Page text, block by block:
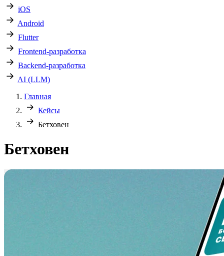
iOS
Android
Flutter
Frontend-разработка
Backend-разработка
AI (LLM)
Главная
Кейсы
Бетховен
Бетховен